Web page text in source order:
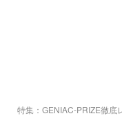
特集：GENIAC-PRIZE徹底